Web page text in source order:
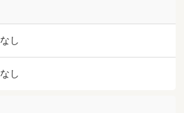
なし
なし